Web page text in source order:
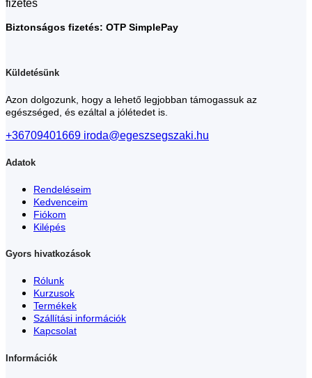
Biztonságos fizetés: OTP SimplePay
Küldetésünk
Azon dolgozunk, hogy a lehető legjobban támogassuk az
egészséged, és ezáltal a jólétedet is.
+36709401669 iroda@egeszsegszaki.hu
Adatok
Rendeléseim
Kedvenceim
Fiókom
Kilépés
Gyors hivatkozások
Rólunk
Kurzusok
Termékek
Szállítási információk
Kapcsolat
Információk